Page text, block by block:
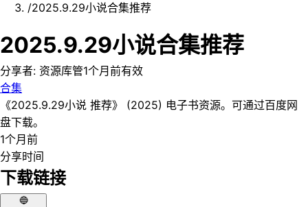
/️2025.9.29小说合集推荐
️2025.9.29小说合集推荐
分享者: 资源库管1个月前有效
合集
《️2025.9.29小说 推荐》 (2025) 电子书资源。可通过百度网
盘下载。
1个月前
分享时间
下载链接
🔵